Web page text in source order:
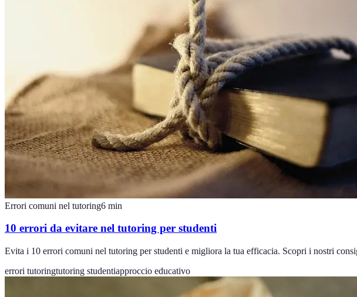
Errori comuni nel tutoring6 min
10 errori da evitare nel tutoring per studenti
Evita i 10 errori comuni nel tutoring per studenti e migliora la tua efficacia. Scopri i nostri
errori tutoringtutoring studentiapproccio educativo